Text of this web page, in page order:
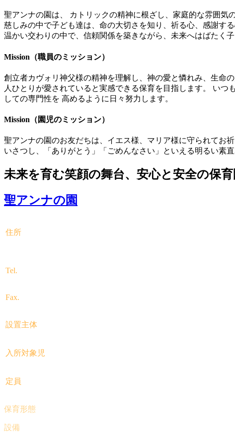
聖アンナの園は、 カトリックの精神に根ざし、家庭的な雰囲
慈しみの中で子ども達は、命の大切さを知り、祈る心、感謝す
温かい交わりの中で、信頼関係を築きながら、未来へはばたく
Mission（職員のミッション）
創立者カヴォリ神父様の精神を理解し、神の愛と憐れみ、生命
人ひとりが愛されていると実感できる保育を目指します。 い
しての専門性を 高めるように日々努力します。
Mission（園児のミッション）
聖アンナの園のお友だちは、イエス様、マリア様に守られてお
いさつし、「ありがとう」「ごめんなさい」といえる明るい素直
未来を育む笑顔の舞台、安心と安全の保育
聖アンナの園
住所
Tel.
Fax.
設置主体
入所対象児
定員
保育形態
設備